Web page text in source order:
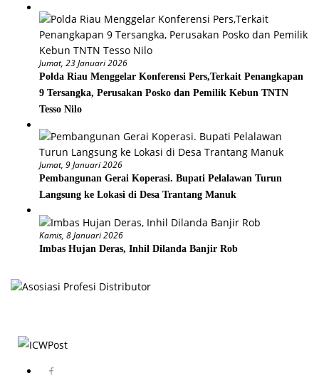
Jumat, 23 Januari 2026
Polda Riau Menggelar Konferensi Pers,Terkait Penangkapan
9 Tersangka, Perusakan Posko dan Pemilik Kebun TNTN
Tesso Nilo
Jumat, 9 Januari 2026
Pembangunan Gerai Koperasi. Bupati Pelalawan Turun
Langsung ke Lokasi di Desa Trantang Manuk
Kamis, 8 Januari 2026
Imbas Hujan Deras, Inhil Dilanda Banjir Rob